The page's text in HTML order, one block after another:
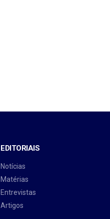
EDITORIAIS
Notícias
Matérias
Entrevistas
Artigos